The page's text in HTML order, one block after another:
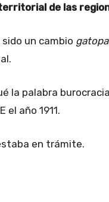
de las
un cambio
la palabra
el año 1911.
en trámite.